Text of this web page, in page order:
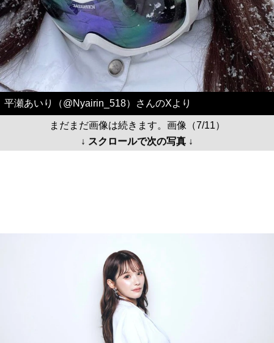
平瀬あいり（@Nyairin_518）さんのXより
まだまだ画像は続きます。画像（7/11）
↓ スクロールで次の写真 ↓